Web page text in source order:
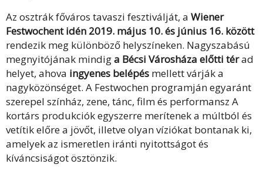
Az osztrák főváros tavaszi fesztiválját, a Wiener
Festwochent idén 2019. május 10. és június 16. között
rendezik meg különböző helyszíneken. Nagyszabású
megnyitójának mindiga Bécsi Városháza előtti térad
helyet, ahova ingyenes belépés mellett várják a
nagyközönséget. A Festwochen programján egyaránt
szerepel színház, zene, tánc, film és performansz A
kortárs produkciók egyszerre merítenek a múltból és
vetítik előre a jövőt, illetve olyan víziókat bontanak ki,
amelyek az ismeretlen iránti nyitottságot és
kíváncsiságot ösztönzik.